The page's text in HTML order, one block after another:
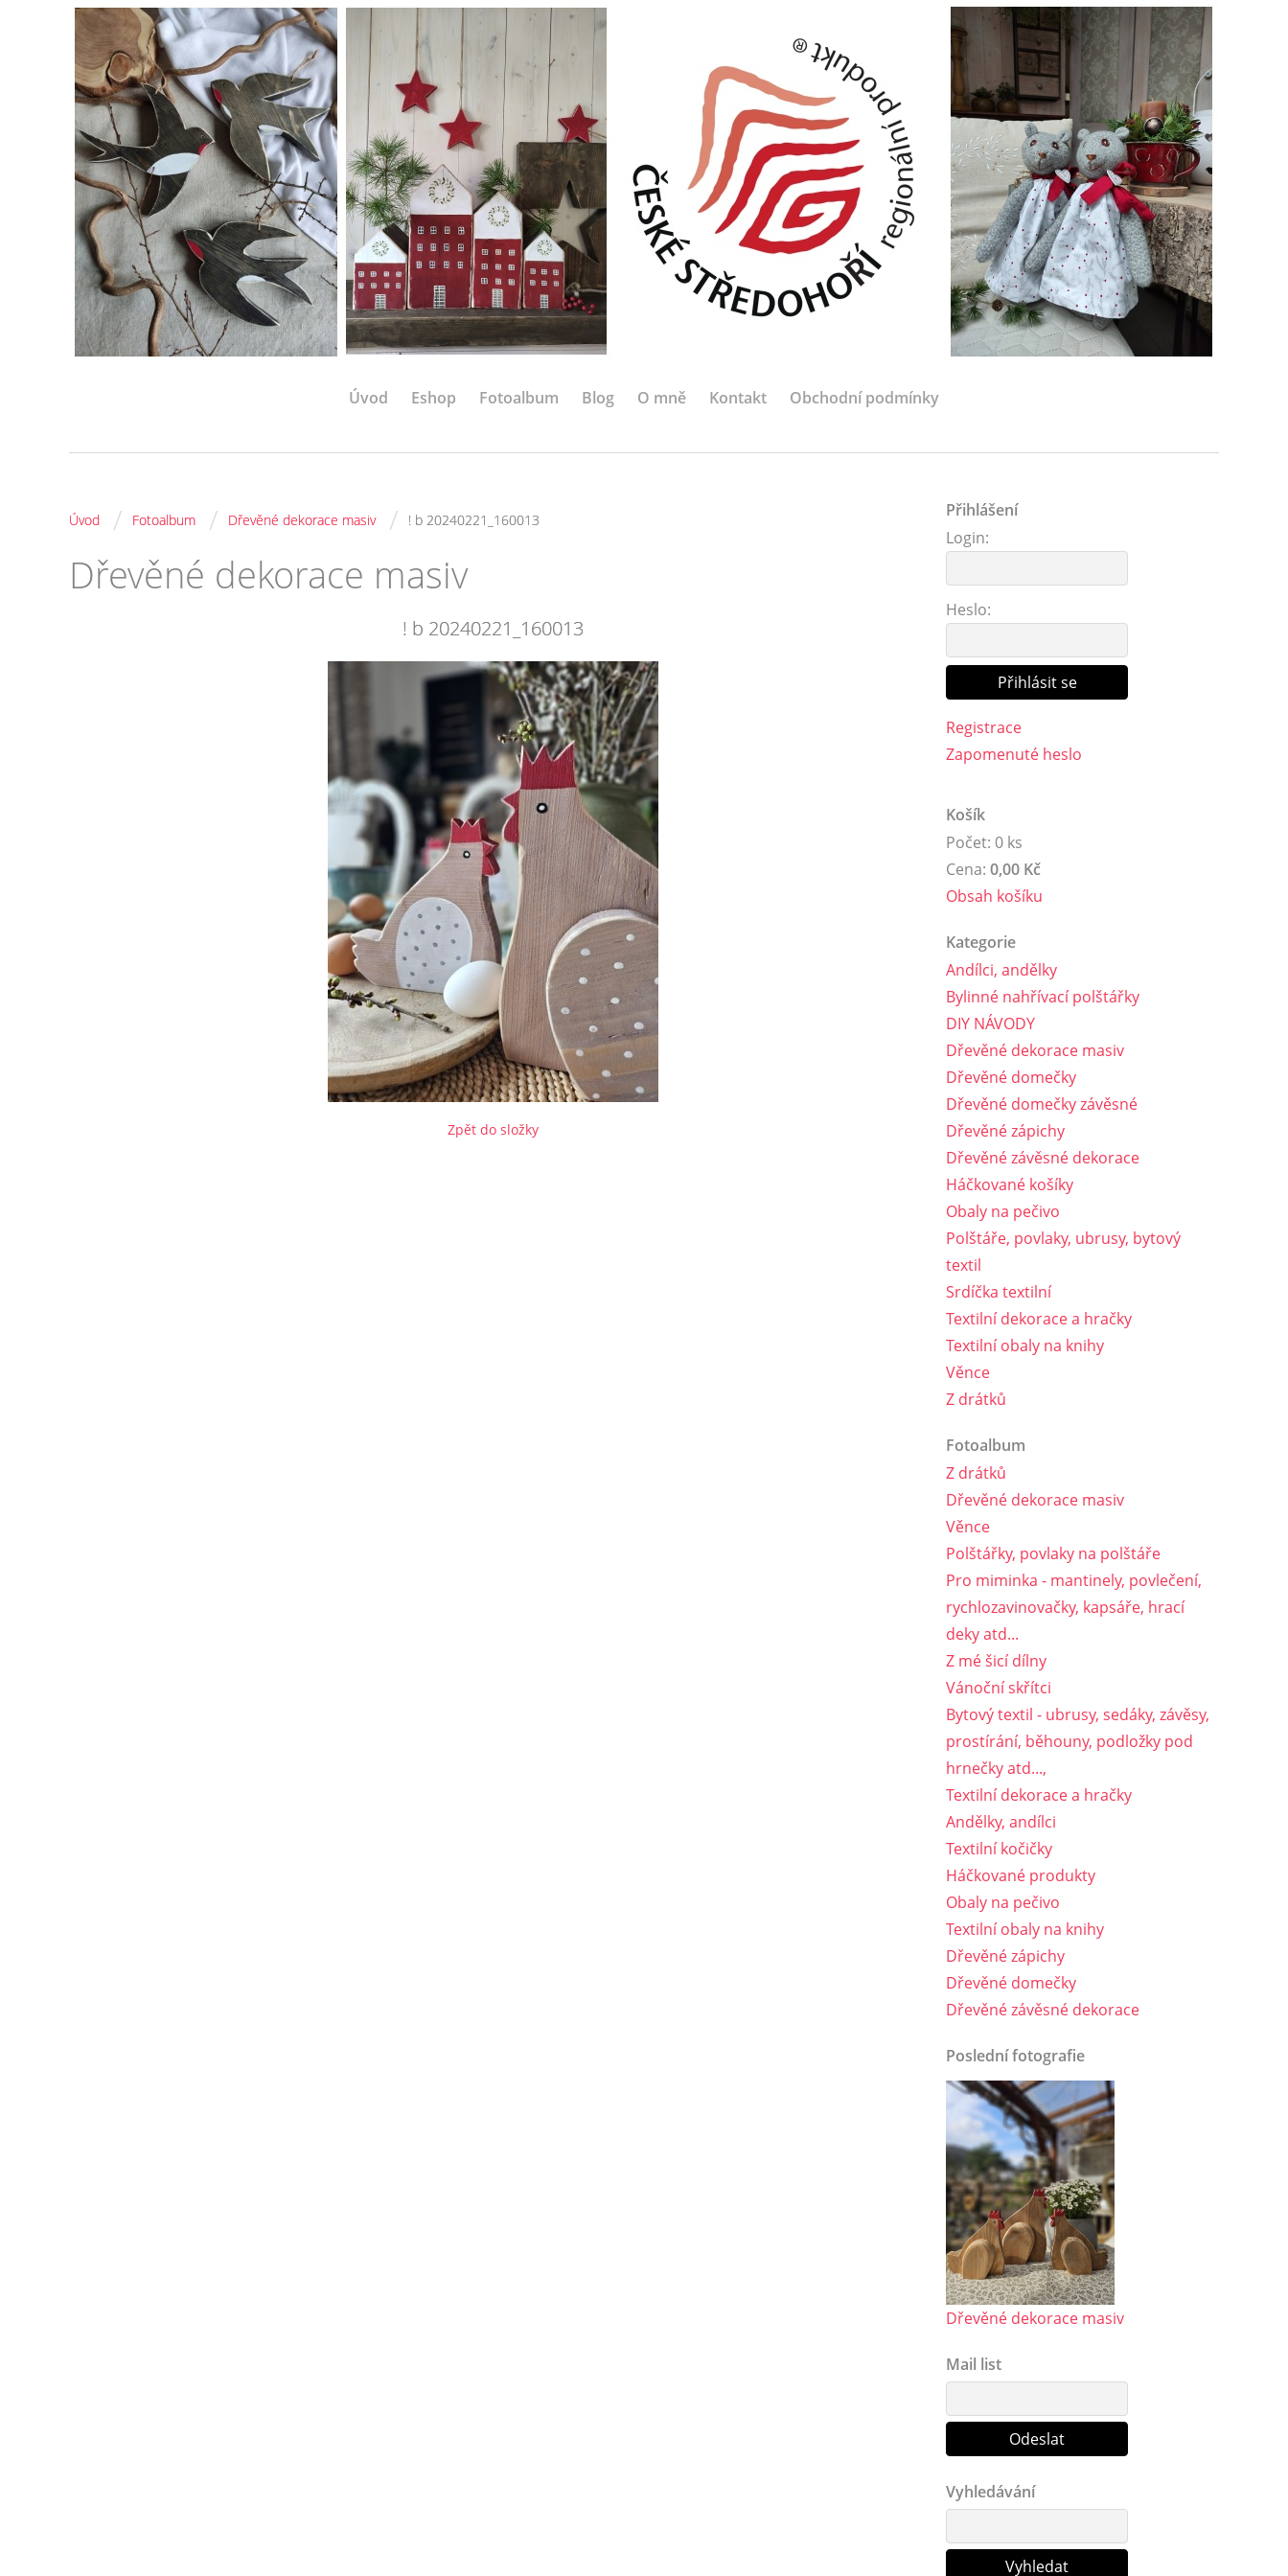
Úvod Eshop Fotoalbum Blog O mně Kontakt Obchodní podmínky
Úvod / Fotoalbum / Dřevěné dekorace masiv / ! b 20240221_160013
Dřevěné dekorace masiv
! b 20240221_160013
Zpět do složky
Přihlášení
Login:
Heslo:
Registrace
Zapomenuté heslo
Košík
Počet: 0 ks
Cena: 0,00 Kč
Obsah košíku
Kategorie
Andílci, andělky
Bylinné nahřívací polštářky
DIY NÁVODY
Dřevěné dekorace masiv
Dřevěné domečky
Dřevěné domečky závěsné
Dřevěné zápichy
Dřevěné závěsné dekorace
Háčkované košíky
Obaly na pečivo
Polštáře, povlaky, ubrusy, bytový
textil
Srdíčka textilní
Textilní dekorace a hračky
Textilní obaly na knihy
Věnce
Z drátků
Fotoalbum
Z drátků
Dřevěné dekorace masiv
Věnce
Polštářky, povlaky na polštáře
Pro miminka - mantinely, povlečení,
rychlozavinovačky, kapsáře, hrací
deky atd...
Z mé šicí dílny
Vánoční skřítci
Bytový textil - ubrusy, sedáky, závěsy,
prostírání, běhouny, podložky pod
hrnečky atd...,
Textilní dekorace a hračky
Andělky, andílci
Textilní kočičky
Háčkované produkty
Obaly na pečivo
Textilní obaly na knihy
Dřevěné zápichy
Dřevěné domečky
Dřevěné závěsné dekorace
Poslední fotografie
Dřevěné dekorace masiv
Mail list
Vyhledávání